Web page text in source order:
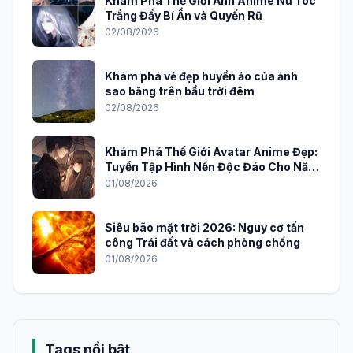
Trắng Đầy Bí Ẩn và Quyến Rũ
02/08/2026
Khám phá vẻ đẹp huyền ảo của ảnh
sao băng trên bầu trời đêm
02/08/2026
Khám Phá Thế Giới Avatar Anime Đẹp:
Tuyển Tập Hình Nền Độc Đáo Cho Năm
2026
01/08/2026
Siêu bão mặt trời 2026: Nguy cơ tấn
công Trái đất và cách phòng chống
01/08/2026
Tags nổi bật